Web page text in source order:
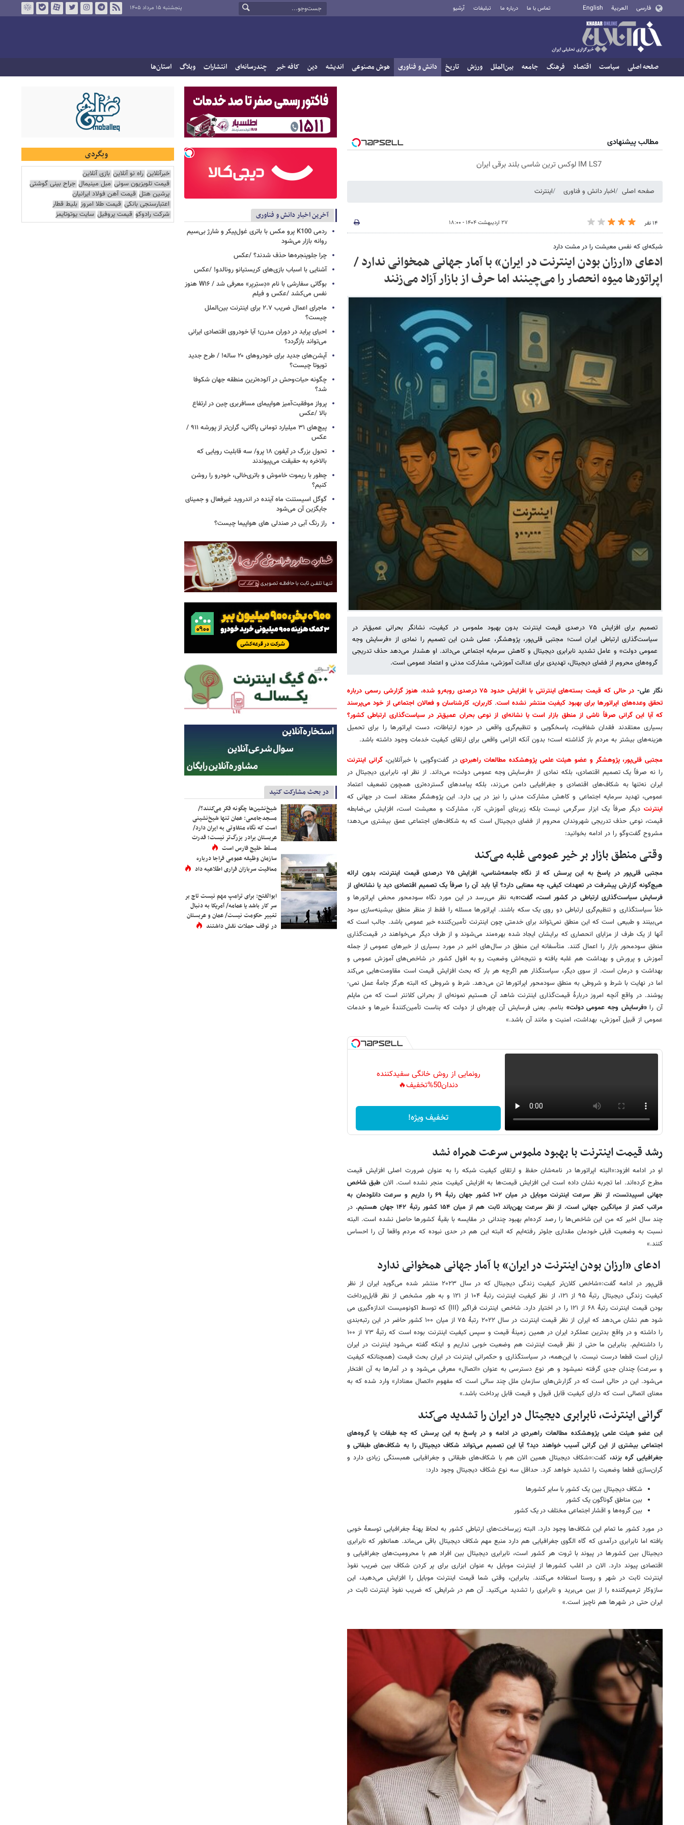
فارسی العربية English تماس با ما درباره ما تبلیغات آرشیو پنجشنبه ۱۵ مرداد ۱۴۰۵
صفحه اصلی سیاست اقتصاد فرهنگ جامعه بین‌الملل ورزش تاریخ دانش و فناوری هوش مصنوعی اندیشه دین کافه خبر چندرسانه‌ای انتشارات وبلاگ استان‌ها
مطالب پیشنهادی
IM LS7 لوکس ترین شاسی بلند برقی ایران
صفحه اصلی اخبار دانش و فناوری اینترنت
۱۴ نفر ۲۷ اردیبهشت ۱۴۰۴ - ۱۸:۰۰
شبکه‌ای که نفس معیشت را در مشت دارد
ادعای «ارزان بودن اینترنت در ایران» با آمار جهانی همخوانی ندارد /
اپراتورها میوه انحصار را می‌چینند اما حرف از بازار آزاد می‌زنند
تصمیم برای افزایش ۷۵ درصدی قیمت اینترنت بدون بهبود ملموس در کیفیت، نشانگر بحرانی عمیق‌تر در
سیاست‌گذاری ارتباطی ایران است؛ مجتبی قلی‌پور، پژوهشگر، عملی شدن این تصمیم را نمادی از «فرسایش وجه
عمومی دولت» و عامل تشدید نابرابری دیجیتال و کاهش سرمایه اجتماعی می‌داند. او هشدار می‌دهد حذف تدریجی
گروه‌های محروم از فضای دیجیتال، تهدیدی برای عدالت آموزشی، مشارکت مدنی و اعتماد عمومی است.
نگار علی-در حالی که قیمت بسته‌های اینترنتی با افزایش حدود ۷۵ درصدی روبه‌رو شده ، هنوز گزارشی رسمی درباره
تحقق وعده‌های اپراتورها برای بهبود کیفیت منتشر نشده است.کاربران، کارشناسان و فعالان اجتماعی از خود می‌پرسند
که آیا این گرانی صرفاً ناشی از منطق بازار است یا نشانه‌ای از نوعی بحران عمیق‌تر در سیاست‌گذاری ارتباطی کشور؟
بسیاری معتقدند فقدان شفافیت، پاسخگویی و تنظیم‌گری واقعی در حوزه ارتباطات، دست اپراتورها را برای تحمیل
هزینه‌های بیشتر به مردم باز گذاشته است؛ بدون آنکه الزامی واقعی برای ارتقای کیفیت خدمات وجود داشته باشد.
مجتبی قلی‌پور، پژوهشگر و عضو هیئت علمی پژوهشکده مطالعات راهبردیدر گفت‌وگویی با خبرآنلاین،گرانی اینترنت
را نه صرفاً یک تصمیم اقتصادی، بلکه نمادی از «فرسایش وجه عمومی دولت» می‌داند. از نظر او، نابرابری دیجیتال در
ایران نه‌تنها به شکاف‌های اقتصادی و جغرافیایی دامن می‌زند، بلکه پیامدهای گسترده‌تری همچون تضعیف اعتماد
عمومی، تهدید سرمایه اجتماعی و کاهش مشارکت مدنی را نیز در پی دارد. این پژوهشگر معتقد است در جهانی که
اینترنت دیگر صرفاً یک ابزار سرگرمی نیست بلکه زیربنای آموزش، کار، مشارکت و معیشت است، افزایش بی‌ضابطه
قیمت، نوعی حذف تدریجی شهروندان محروم از فضای دیجیتال است که به شکاف‌های اجتماعی عمق بیشتری می‌دهد؛
مشروح گفت‌وگو را در ادامه بخوانید:
وقتی منطق بازار بر خیر عمومی غلبه می‌کند
مجتبی قلی‌پور در پاسخ به این پرسش که از نگاه جامعه‌شناسی، افزایش ۷۵ درصدی قیمت اینترنت، بدون ارائه
هیچ‌گونه گزارش پیشرفت در تعهدات کیفی، چه معنایی دارد؟ آیا باید آن را صرفاً یک تصمیم اقتصادی دید یا نشانه‌ای از
فرسایش سیاست‌گذاری ارتباطی در کشور است، گفت:«به نظر می­‌رسد در این مورد نگاه سودمحور محض اپراتورها و
خلأ سیاست­گذاری و تنظیم­‌گری ارتباطی دو روی یک سکه باشند. اپراتورها مسئله را فقط از منظر منطق بیشینه‌­سازی سود
می‌­بینند و طبیعی است که این منطق نمی‌­تواند برای خدمتی چون اینترنت تأمین‌­کننده خیر عمومی باشد. جالب است که
آنها از یک طرف از مزایای انحصاری که برایشان ایجاد شده بهره‌­مند می­‌شوند و از طرف دیگر می­‌خواهند در قیمت­‌گذاری
منطق سودمحور بازار را اعمال کنند. متأسفانه این منطق در سال‌های اخیر در مورد بسیاری از خیرهای عمومی از جمله
آموزش و پرورش و بهداشت هم غلبه یافته و نتیجه‌­اش وضعیت رو به افول کشور در شاخص‌­های آموزش عمومی و
بهداشت و درمان است. از سوی دیگر، سیاستگذار هم اگرچه هر بار که بحث افزایش قیمت است مقاومت­‌هایی می­‌کند
اما در نهایت با شرط و شروطی به منطق سودمحور اپراتورها تن می‌­دهد. شرط و شروطی که البته هرگز جامۀ عمل نمی‌­
پوشند. در واقع آنچه امروز دربارۀ قیمت­‌گذاری اینترنت شاهد آن هستیم نمونه‌­ای از بحرانی کلان­تر است که من مایلم
آن را«فرسایش وجه عمومی دولت» بنامم. یعنی فرسایش آن چهره‌­ای از دولت که بناست تأمین‌­کنندۀ خیرها و خدمات
عمومی از قبیل آموزش، بهداشت، امنیت و مانند آن باشد.»
رونمایی از روش خانگی سفیدکننده
دندان50%تخفیف🔥
تخفیف ویژه!
رشد قیمت اینترنت با بهبود ملموس سرعت همراه نشد
او در ادامه افزود:«البته اپراتورها در نامه‌­شان حفظ و ارتقای کیفیت شبکه را به عنوان ضرورت اصلی افزایش قیمت
مطرح کرده‌­اند. اما تجربه نشان داده است این افزایش قیمت‌ها به افزایش کیفیت منجر نشده است. الان طبق شاخص
جهانی اسپیدتست، از نظر سرعت اینترنت موبایل در میان ۱۰۲ کشور جهان رتبۀ ۶۹ را داریم و سرعت دانلودمان به
مراتب کمتر از میانگین جهانی است. از نظر سرعت پهن‌­باند ثابت هم از میان ۱۵۴ کشور رتبۀ ۱۴۲ جهان هستیم.
در
چند سال اخیر که من این شاخص­‌ها را رصد کرده‌­ام بهبود چندانی در مقایسه با بقیۀ کشورها حاصل نشده است. البته
نسبت به وضعیت قبلی خودمان مقداری جلوتر رفته‌­ایم که البته این هم در حدی نبوده که مردم واقعا آن را احساس
کنند.»
ادعای «ارزان بودن اینترنت در ایران» با آمار جهانی همخوانی ندارد
قلی‌پور در ادامه گفت:«شاخص کلان‌­تر کیفیت زندگی دیجیتال که در سال ۲۰۲۳ منتشر شده می­‌گوید ایران از نظر
کیفیت زندگی دیجیتال رتبۀ ۹۵ از ۱۲۱، از نظر کیفیت اینترنت رتبۀ ۱۰۴ از ۱۲۱ و به طور مشخص از نظر قابل‌پرداخت
بودن قیمت اینترنت رتبۀ ۶۸ از ۱۲۱ را در اختیار دارد. شاخص اینترنت فراگیر (III) که توسط اکونومیست اندازه‌­گیری می­‌
شود هم نشان می‌­دهد که ایران از نظر قیمت اینترنت در سال ۲۰۲۲ رتبۀ ۷۵ از میان ۱۰۰ کشور حاضر در این رتبه‌­بندی
را داشته و در واقع بدترین عملکرد ایران در همین زمینۀ قیمت و سپس کیفیت اینترنت بوده است که رتبۀ ۷۳ از ۱۰۰
را داشته‌­ایم. بنابراین ما حتی از نظر قیمت اینترنت هم وضعیت خوبی نداریم و اینکه گفته می‌­شود اینترنت در ایران
ارزان است قطعا درست نیست. با این‌همه، در سیاستگذاری و حکمرانی اینترنت در ایران بحث قیمت (همچنانکه کیفیت
و سرعت) چندان جدی گرفته نمی­شود و هر نوع دسترسی به عنوان «اتصال» معرفی می­‌شود و در آمارها به آن افتخار
می­‌شود. این در حالی است که در گزارش­‌های سازمان ملل چند سالی است که مفهوم «اتصال معنادار» وارد شده که به
معنای اتصالی است که دارای کیفیت قابل قبول و قیمت قابل پرداخت باشد.»
گرانی اینترنت، نابرابری دیجیتال در ایران را تشدید می‌کند
این عضو هیئت علمی پژوهشکده مطالعات راهبردی در ادامه و در پاسخ به این پرسش کهچه طبقات یا گروه‌های
اجتماعی بیشتری از این گرانی آسیب خواهند دید؟ آیا این تصمیم می‌تواند شکاف دیجیتال را به شکاف‌های طبقاتی و
جغرافیایی گره بزند، گفت:«شکاف دیجیتال همین الان هم با شکاف­‌های طبقاتی و جغرافیایی همبستگی زیادی دارد و
گران­‌سازی قطعا وضعیت را تشدید خواهد کرد. حداقل سه نوع شکاف دیجیتال وجود دارد:
شکاف دیجیتال بین یک کشور با سایر کشورها
بین مناطق گوناگون یک کشور
بین گروه‌ها و اقشار اجتماعی مختلف در یک کشور
در مورد کشور ما تمام این شکاف‌ها وجود دارد. البته زیرساخت‌­های ارتباطی کشور به لحاظ پهنۀ جغرافیایی توسعۀ خوبی
یافته اما نابرابری درآمدی که گاه الگوی جغرافیایی هم دارد منبع مهم شکاف دیجیتال باقی می‌­ماند. همانطور که نابرابری
دیجیتال بین کشورها در پیوند با ثروت هر کشور است، نابرابری دیجیتال بین افراد هم با محرومیت‌­های جغرافیایی و
اقتصادی پیوند دارد. الان در اغلب کشورها از اینترنت موبایل به عنوان ابزاری برای پر کردن شکاف بین ضریب نفوذ
اینترنت ثابت در شهر و روستا استفاده می­‌کنند. بنابراین، وقتی شما قیمت اینترنت موبایل را افزایش می­‌دهید، این
سازوکار ترمیم‌­کننده را از بین می‌­برید و نابرابری را تشدید می­‌کنید. آن هم در شرایطی که ضریب نفوذ اینترنت ثابت در
ایران حتی در شهرها هم ناچیز است.»
آخرین اخبار دانش و فناوری
ردمی K100 پرو مکس با باتری غول‌پیکر و شارژ بی‌سیم
روانه بازار می‌شود
چرا جلوپنجره‌ها حذف شدند؟ /عکس
آشنایی با اسباب‌ بازی‌های کریستیانو رونالدو! /عکس
بوگاتی سفارشی با نام «دِستِریِر» معرفی شد / W۱۶ هنوز
نفس می‌کشد /عکس و فیلم
ماجرای اعمال ضریب ۲.۷ برای اینترنت بین‌الملل
چیست؟
احیای پراید در دوران مدرن؛ آیا خودروی اقتصادی ایرانی
می‌تواند بازگردد؟
آپشن‌های جدید برای خودروهای ۲۰ ساله! / طرح جدید
تویوتا چیست؟
چگونه حیات‌وحش در آلوده‌ترین منطقه جهان شکوفا
شد؟
پرواز موفقیت‌آمیز هواپیمای مسافربری چین در ارتفاع
بالا /عکس
پیچ‌های ۳۱ میلیارد تومانی پاگانی، گران‌تر از پورشه ۹۱۱ /
عکس
تحول بزرگ در آیفون ۱۸ پرو/ سه قابلیت رویایی که
بالاخره به حقیقت می‌پیوندند
چطور با ریموت خاموش و باتری‌خالی، خودرو را روشن
کنیم؟
گوگل اسیستنت ماه آینده در اندروید غیرفعال و جمینای
جایگزین آن می‌شود
راز رنگ آبی در صندلی های هواپیما چیست؟
در بحث مشارکت کنید
شیخ‌نشین‌ها چگونه فکر می‌کنند؟/
مسجدجامعی: عمان تنها شیخ‌نشینی
است که نگاه متفاوتی به ایران دارد/
عربستان برادر بزرگ‌تر نیست؛ قدرت
مسلط خلیج فارس است
سازمان وظیفه عمومی فراجا درباره
معافیت سربازان فراری اطلاعیه داد
ابوالفتح: برای ترامپ مهم نیست تاج بر
سر کار باشد یا عمامه/ آمریکا به دنبال
تغییر حکومت نیست/ عمان و عربستان
در توقف حملات نقش داشتند
وبگردی
خبرآنلاین راه نو آنلاین بازی آنلاین
قیمت تلویزیون سونی مبل مینیمال جراح بینی گوشتی
پرشین هتل قیمت آهن فولاد ایرانیان
اعتبارسنجی بانکی قیمت طلا امروز بلیط قطار
شرکت رادوکو قیمت پروفیل سایت یوتوتایمز